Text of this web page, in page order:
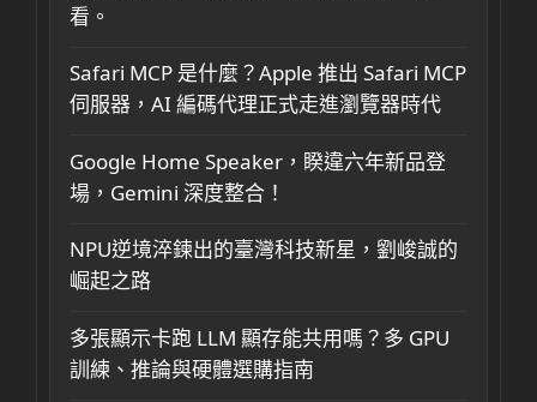
看。
Safari MCP 是什麼？Apple 推出 Safari MCP
伺服器，AI 編碼代理正式走進瀏覽器時代
Google Home Speaker，睽違六年新品登
場，Gemini 深度整合！
NPU逆境淬鍊出的臺灣科技新星，劉峻誠的
崛起之路
多張顯示卡跑 LLM 顯存能共用嗎？多 GPU
訓練、推論與硬體選購指南